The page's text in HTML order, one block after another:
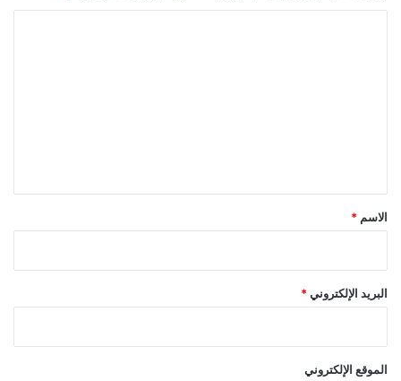
*
الاسم *
البريد الإلكتروني *
الموقع الإلكتروني